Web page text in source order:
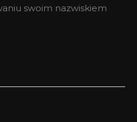
swoim nazwiskiem